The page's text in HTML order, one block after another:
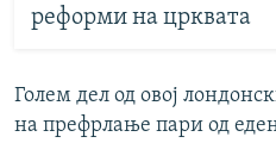
реформи на црквата
Голем дел од овој
на префрлање пари од